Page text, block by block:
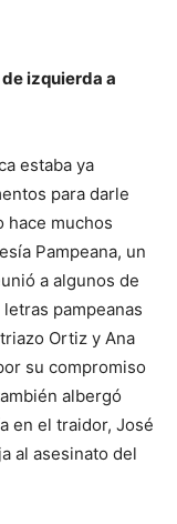
izquierda a
estaba ya
para darle
hace muchos
Pampeana, un
a algunos de
pampeanas
Ortiz y Ana
su compromiso
albergó
en el traidor, José
al asesinato del